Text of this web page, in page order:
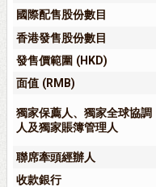
國際配售股份數目
香港發售股份數目
發售價範圍 (HKD)
面值 (RMB)
獨家保薦人、獨家全球協調
人及獨家賬簿管理人
聯席牽頭經辦人
收款銀行